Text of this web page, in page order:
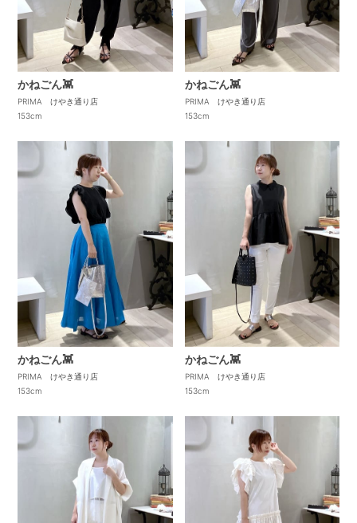
かねごん👾
PRIMA けやき通り店
153cm
かねごん👾
PRIMA けやき通り店
153cm
かねごん👾
PRIMA けやき通り店
153cm
かねごん👾
PRIMA けやき通り店
153cm